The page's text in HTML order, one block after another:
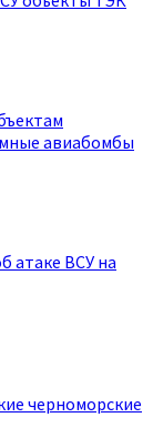
авиабомбы
атаке ВСУ на
черноморские